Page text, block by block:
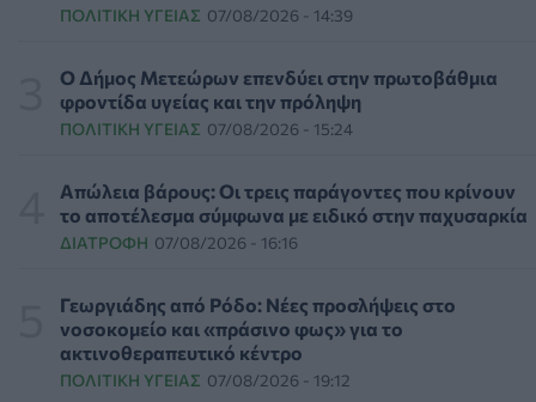
και στα φάρμακα
ΥΓΕΊΑ 07/08/2026 - 17:17
μοιράστηκε επί τρία χρόνια τη μάχη της με σπάνιο
καρκίνο
ΕΠΙΚΑΙΡΌΤΗΤΑ 07/08/2026 - 16:41
Απώλεια βάρους: Οι τρεις παράγοντες που κρίνουν το
αποτέλεσμα σύμφωνα με ειδικό στην παχυσαρκία
ΔΙΑΤΡΟΦΉ 07/08/2026 - 16:16
ΠΟΛΙΤΙΚΉ ΥΓΕΊΑΣ 07/08/2026 - 14:39
Ο Δήμος Μετεώρων επενδύει στην πρωτοβάθμια
φροντίδα υγείας και την πρόληψη
ΠΟΛΙΤΙΚΉ ΥΓΕΊΑΣ 07/08/2026 - 15:24
Απώλεια βάρους: Οι τρεις παράγοντες που κρίνουν
το αποτέλεσμα σύμφωνα με ειδικό στην παχυσαρκία
ΔΙΑΤΡΟΦΉ 07/08/2026 - 16:16
Γεωργιάδης από Ρόδο: Νέες προσλήψεις στο
νοσοκομείο και «πράσινο φως» για το
ακτινοθεραπευτικό κέντρο
ΠΟΛΙΤΙΚΉ ΥΓΕΊΑΣ 07/08/2026 - 19:12